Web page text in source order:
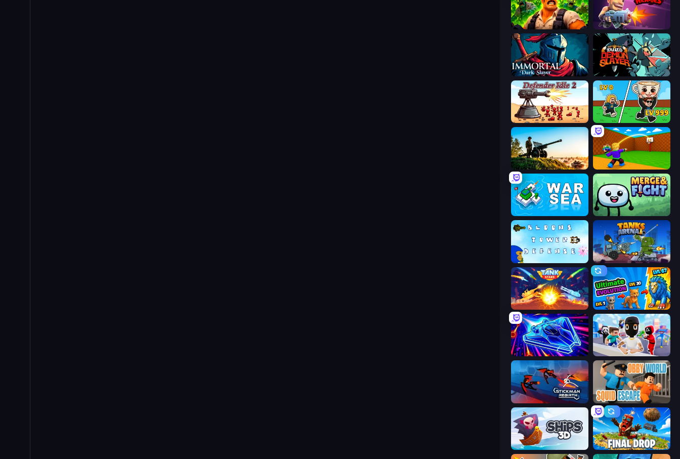
Zombie Lab Escape Autogun Heroes
Immortal: Dark Slayer Tailed Demon Slayer
Defender Idle 2 Brainrot Arena Online
Artillery Vs Tanks Throw a Lucky Block
War Sea Merge & Fight
Tanks Arena io: Craft & Combat
Tank Stars Ultimate Evolution
Stellar Swarm
Stickman Rebirth
Ships 3D Final Drop